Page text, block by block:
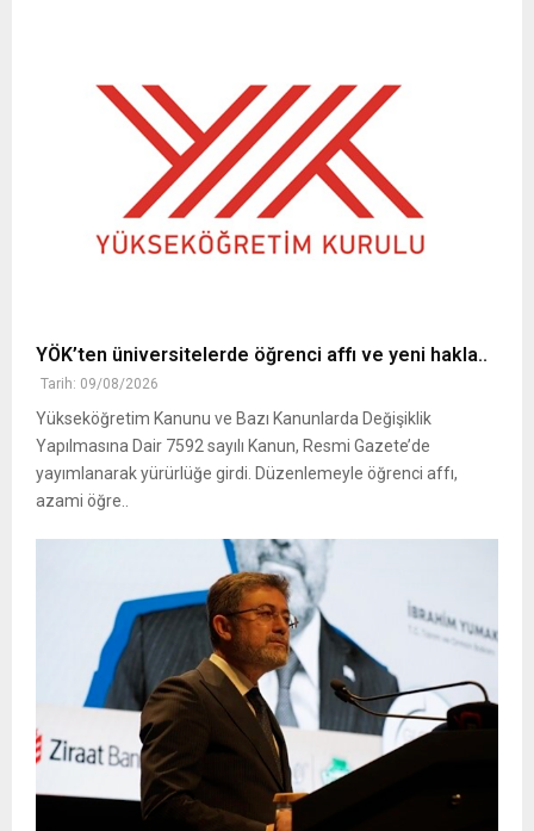
YÖK’ten üniversitelerde öğrenci affı ve yeni hakla..
Tarih: 09/08/2026
Yükseköğretim Kanunu ve Bazı Kanunlarda Değişiklik
Yapılmasına Dair 7592 sayılı Kanun, Resmi Gazete’de
yayımlanarak yürürlüğe girdi. Düzenlemeyle öğrenci affı,
azami öğre..